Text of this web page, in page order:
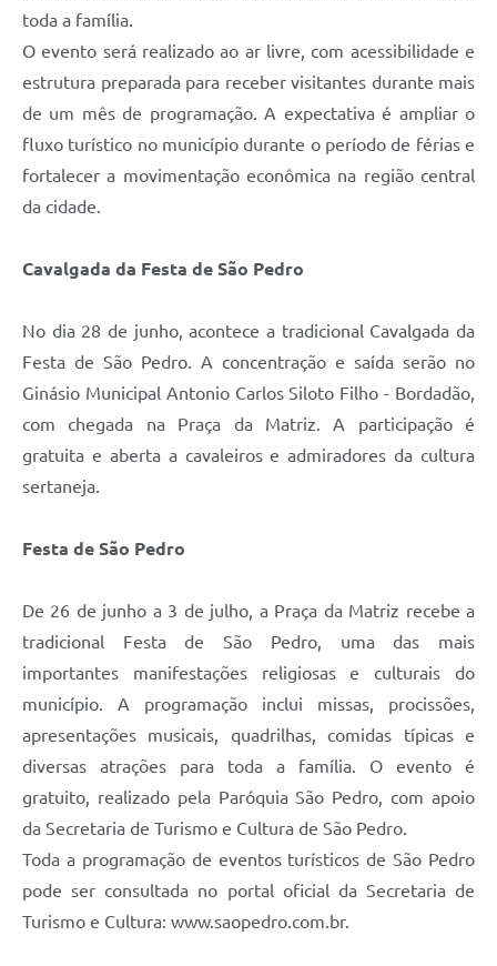
toda a família.
O evento será realizado ao ar livre, com acessibilidade e
estrutura preparada para receber visitantes durante mais
de um mês de programação. A expectativa é ampliar o
fluxo turístico no município durante o período de férias e
fortalecer a movimentação econômica na região central
da cidade.
Cavalgada da Festa de São Pedro
No dia 28 de junho, acontece a tradicional Cavalgada da
Festa de São Pedro. A concentração e saída serão no
Ginásio Municipal Antonio Carlos Siloto Filho - Bordadão,
com chegada na Praça da Matriz. A participação é
gratuita e aberta a cavaleiros e admiradores da cultura
sertaneja.
Festa de São Pedro
De 26 de junho a 3 de julho, a Praça da Matriz recebe a
tradicional Festa de São Pedro, uma das mais
importantes manifestações religiosas e culturais do
município. A programação inclui missas, procissões,
apresentações musicais, quadrilhas, comidas típicas e
diversas atrações para toda a família. O evento é
gratuito, realizado pela Paróquia São Pedro, com apoio
da Secretaria de Turismo e Cultura de São Pedro.
Toda a programação de eventos turísticos de São Pedro
pode ser consultada no portal oficial da Secretaria de
Turismo e Cultura: www.saopedro.com.br.